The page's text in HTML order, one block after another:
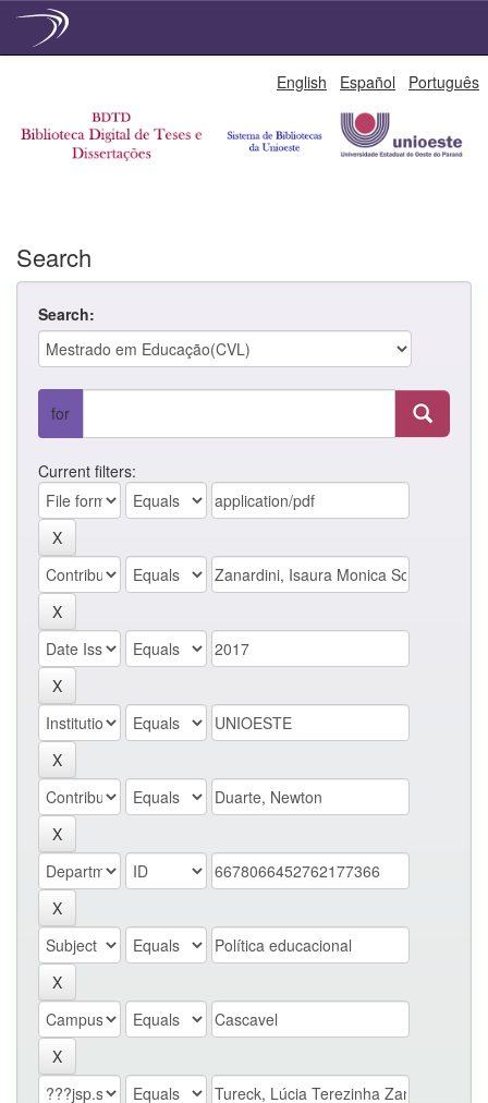
English Español Português
Search
Search:
for
Current filters: